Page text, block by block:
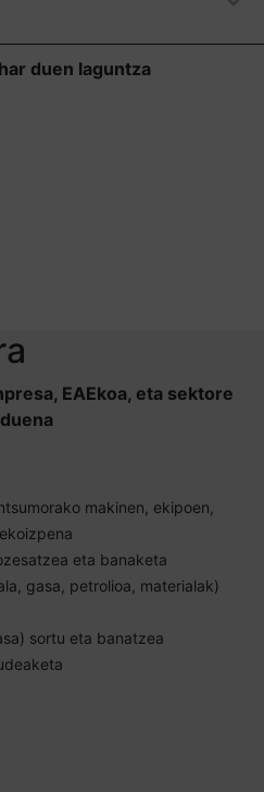
duen laguntza
EAEkoa, eta sektore
makinen, ekipoen,
eta banaketa
gasa, petrolioa, materialak)
sortu eta banatzea